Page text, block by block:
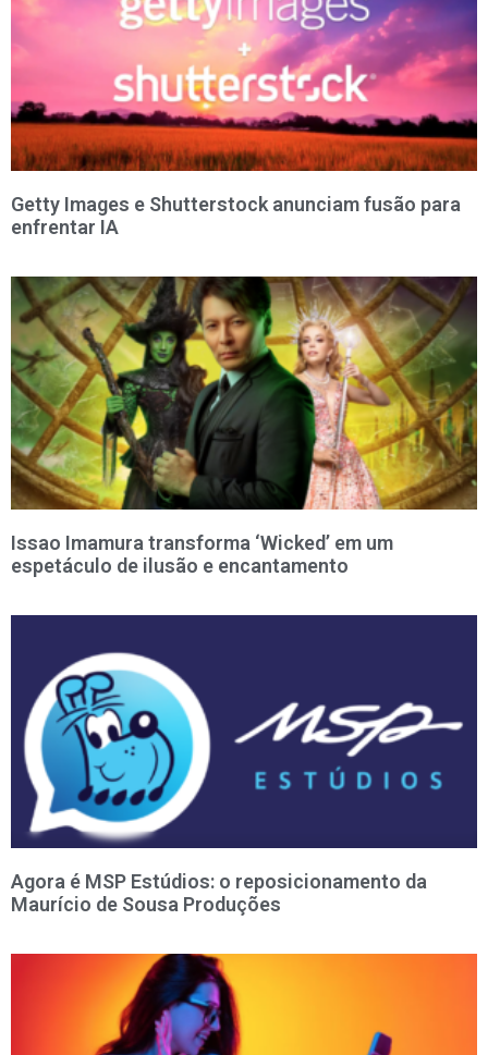
Getty Images e Shutterstock anunciam fusão para
enfrentar IA
Issao Imamura transforma ‘Wicked’ em um
espetáculo de ilusão e encantamento
Agora é MSP Estúdios: o reposicionamento da
Maurício de Sousa Produções